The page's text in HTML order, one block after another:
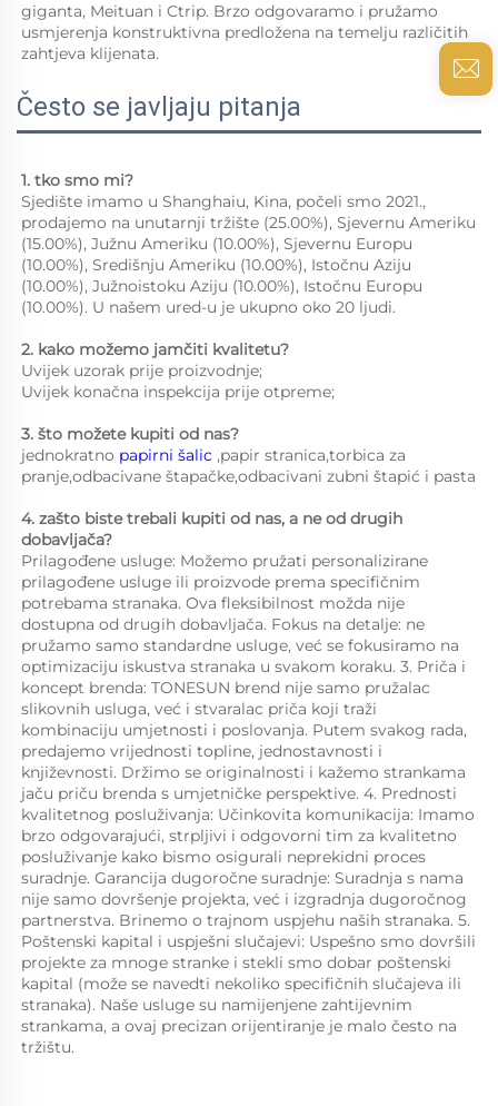
giganta, Meituan i Ctrip. Brzo odgovaramo i pružamo
usmjerenja konstruktivna predložena na temelju različitih
zahtjeva klijenata.
Često se javljaju pitanja
1. tko smo mi?
Sjedište imamo u Shanghaiu, Kina, počeli smo 2021.,
prodajemo na unutarnji tržište (25.00%), Sjevernu Ameriku
(15.00%), Južnu Ameriku (10.00%), Sjevernu Europu
(10.00%), Središnju Ameriku (10.00%), Istočnu Aziju
(10.00%), Južnoistoku Aziju (10.00%), Istočnu Europu
(10.00%). U našem ured-u je ukupno oko 20 ljudi.
2. kako možemo jamčiti kvalitetu?
Uvijek uzorak prije proizvodnje;
Uvijek konačna inspekcija prije otpreme;
3. što možete kupiti od nas?
jednokratno papirni šalic ,papir stranica,torbica za
4. zašto biste trebali kupiti od nas, a ne od drugih
dobavljača?
Prilagođene usluge: Možemo pružati personalizirane
prilagođene usluge ili proizvode prema specifičnim
potrebama stranaka. Ova fleksibilnost možda nije
dostupna od drugih dobavljača. Fokus na detalje: ne
pružamo samo standardne usluge, već se fokusiramo na
optimizaciju iskustva stranaka u svakom koraku. 3. Priča i
koncept brenda: TONESUN brend nije samo pružalac
slikovnih usluga, već i stvaralac priča koji traži
kombinaciju umjetnosti i poslovanja. Putem svakog rada,
predajemo vrijednosti topline, jednostavnosti i
književnosti. Držimo se originalnosti i kažemo strankama
jaču priču brenda s umjetničke perspektive. 4. Prednosti
kvalitetnog posluživanja: Učinkovita komunikacija: Imamo
brzo odgovarajući, strpljivi i odgovorni tim za kvalitetno
posluživanje kako bismo osigurali neprekidni proces
suradnje. Garancija dugoročne suradnje: Suradnja s nama
nije samo dovršenje projekta, već i izgradnja dugoročnog
partnerstva. Brinemo o trajnom uspjehu naših stranaka. 5.
Poštenski kapital i uspješni slučajevi: Uspešno smo dovršili
projekte za mnoge stranke i stekli smo dobar poštenski
kapital (može se navedti nekoliko specifičnih slučajeva ili
stranaka). Naše usluge su namijenjene zahtijevnim
strankama, a ovaj precizan orijentiranje je malo često na
tržištu.